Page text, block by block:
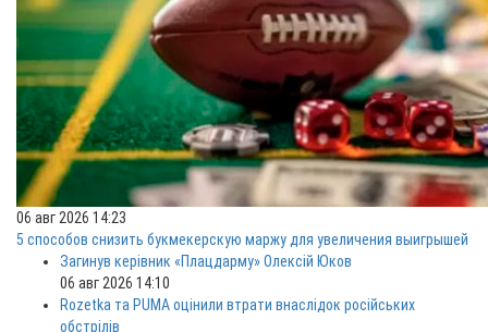
06 авг 2026 14:23
5 способов снизить букмекерскую маржу для увеличения выигрышей
Загинув керівник «Плацдарму» Олексій Юков
06 авг 2026 14:10
Rozetka та PUMA оцінили втрати внаслідок російських
обстрілів